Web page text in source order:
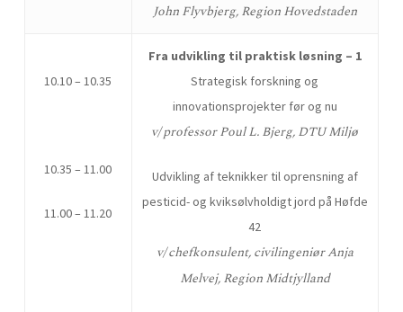
John Flyvbjerg, Region Hovedstaden
10.10 – 10.35
10.35 – 11.00
11.00 – 11.20
Fra udvikling til praktisk løsning – 1
Strategisk forskning og
innovationsprojekter før og nu
v/ professor Poul L. Bjerg, DTU Miljø
Udvikling af teknikker til oprensning af
pesticid- og kviksølvholdigt jord på Høfde
42
v/ chefkonsulent, civilingeniør Anja
Melvej, Region Midtjylland